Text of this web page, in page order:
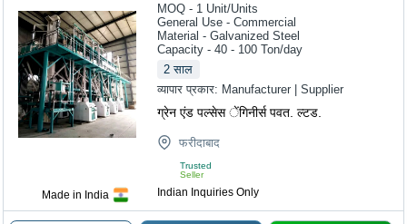
Made in India
MOQ - 1 Unit/Units
General Use - Commercial
Material - Galvanized Steel
Capacity - 40 - 100 Ton/day
2 साल
व्यापार प्रकार: Manufacturer | Supplier
ग्रेन एंड पल्सेस ेंगिनीर्स पवत. ल्टड.
फरीदाबाद
Trusted
Seller
Indian Inquiries Only